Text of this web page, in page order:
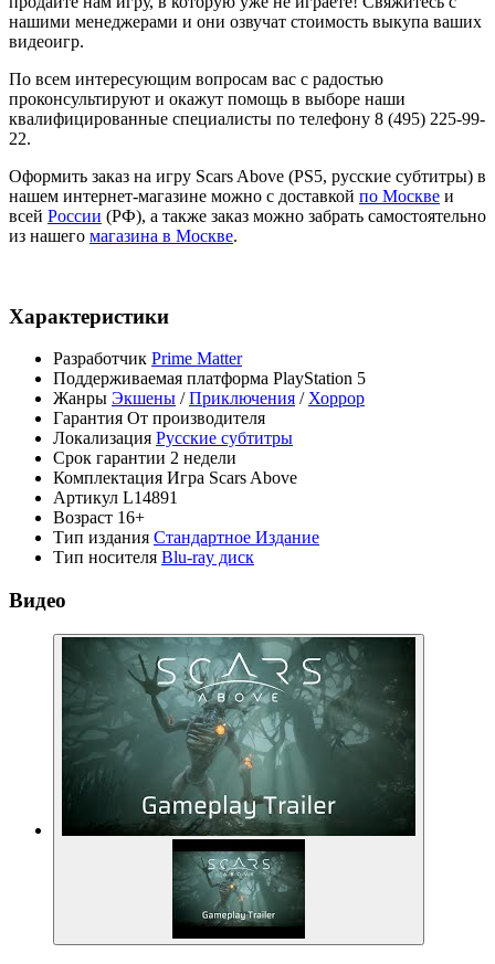
нашими менеджерами и они озвучат стоимость выкупа ваших
видеоигр.
По всем интересующим вопросам вас с радостью
проконсультируют и окажут помощь в выборе наши
квалифицированные специалисты по телефону 8 (495) 225-99-
22.
Оформить заказ на игру Scars Above (PS5, русские субтитры) в
нашем интернет-магазине можно с доставкой по Москве и
всей России (РФ), а также заказ можно забрать самостоятельно
из нашего магазина в Москве.
Характеристики
Разработчик Prime Matter
Поддерживаемая платформа PlayStation 5
Жанры Экшены /Приключения / Хоррор
Гарантия От производителя
Локализация Русские субтитры
Срок гарантии 2 недели
Комплектация Игра Scars Above
Артикул L14891
Возраст 16+
Тип издания Стандартное Издание
Тип носителя Blu-ray диск
Видео